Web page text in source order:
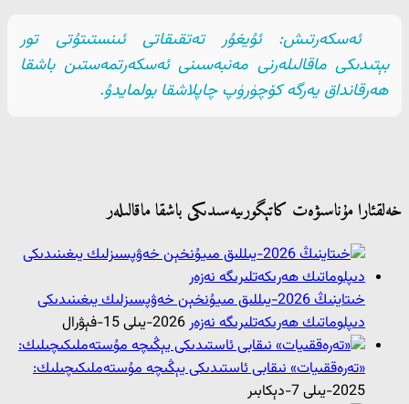
ئەسكەرتىش: ئۇيغۇر تەتقىقاتى ئىنستىتۇتى تور
بېتىدىكى ماقالىلەرنى مەنبەسىنى ئەسكەرتمەستىن باشقا
ھەرقانداق يەرگە كۆچۈرۈپ چاپلاشقا بولمايدۇ.
خەلقئارا مۇناسىۋەت كاتېگورىيەسىدىكى باشقا ماقالىلەر
خىتاينىڭ 2026-يىللىق مىيۇنخېن خەۋپسىزلىك يىغىنىدىكى
دىپلوماتىك ھەرىكەتلىرىگە نەزەر2026-يىلى 15-فېۋرال
«تەرەققىيات» نىقابى ئاستىدىكى يېڭىچە مۇستەملىكىچىلىك:
2025-يىلى 7-دېكابىر